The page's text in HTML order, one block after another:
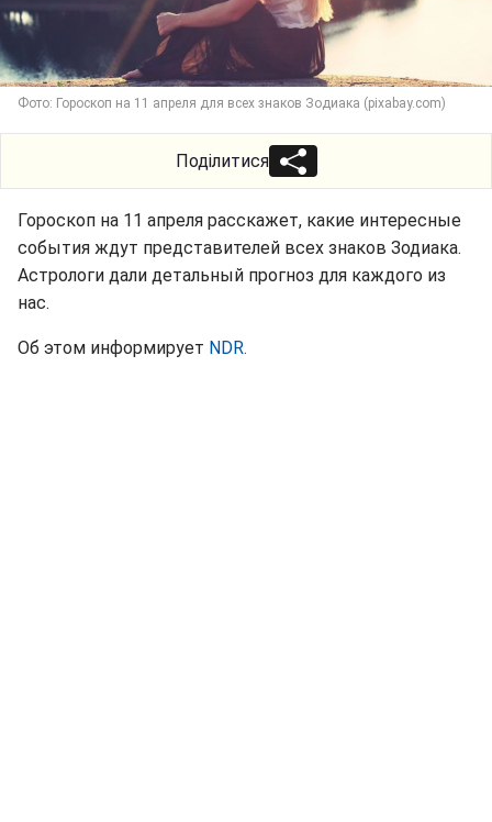
Фото: Гороскоп на 11 апреля для всех знаков Зодиака (pixabay.com)
Поділитися
Гороскоп на 11 апреля расскажет, какие интересные
события ждут представителей всех знаков Зодиака.
Астрологи дали детальный прогноз для каждого из
нас.
Об этом информирует NDR.